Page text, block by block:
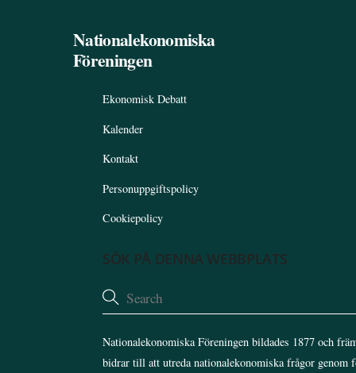
Nationalekonomiska
Föreningen
Ekonomisk Debatt
Kalender
Kontakt
Personuppgiftspolicy
Cookiepolicy
SÖK PÅ DENNA WEBBPLATS
Nationalekonomiska Föreningen bildades 1877 och
bidrar till att utreda nationalekonomiska frågor genom